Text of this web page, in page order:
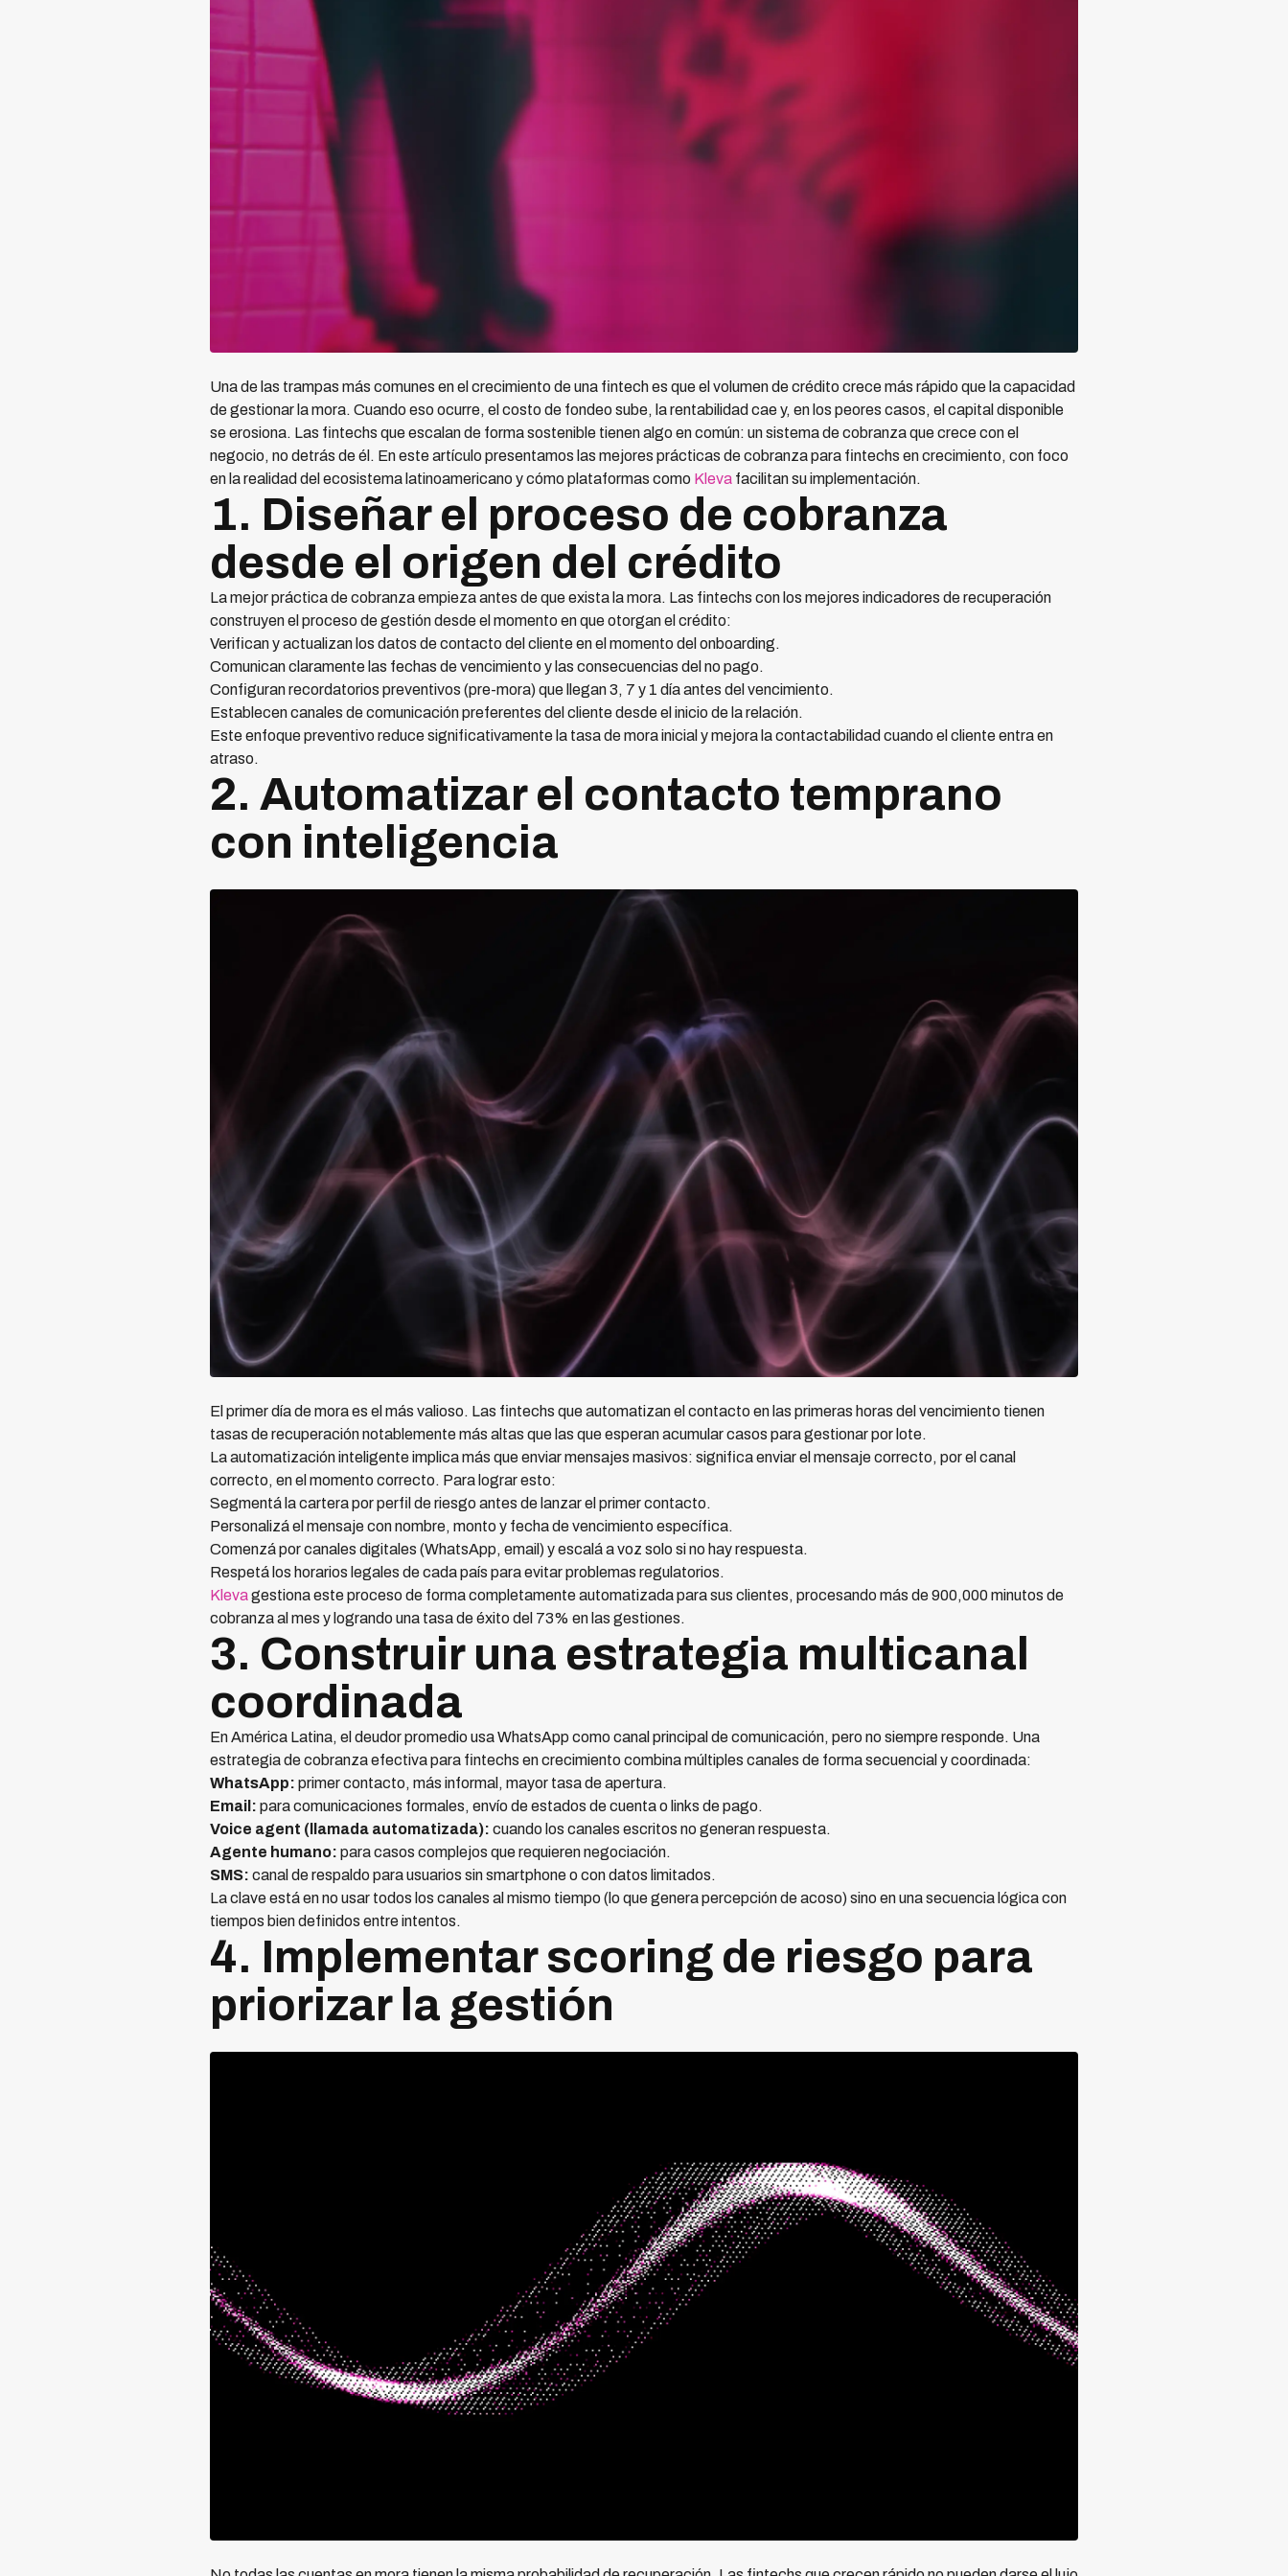
Una de las trampas más comunes en el crecimiento de una fintech es que el volumen de crédito crece más rápido que la capacidad
de gestionar la mora. Cuando eso ocurre, el costo de fondeo sube, la rentabilidad cae y, en los peores casos, el capital disponible
se erosiona. Las fintechs que escalan de forma sostenible tienen algo en común: un sistema de cobranza que crece con el
negocio, no detrás de él. En este artículo presentamos las mejores prácticas de cobranza para fintechs en crecimiento, con foco
en la realidad del ecosistema latinoamericano y cómo plataformas como Kleva facilitan su implementación.
1. Diseñar el proceso de cobranza
desde el origen del crédito
La mejor práctica de cobranza empieza antes de que exista la mora. Las fintechs con los mejores indicadores de recuperación
construyen el proceso de gestión desde el momento en que otorgan el crédito:
Verifican y actualizan los datos de contacto del cliente en el momento del onboarding.
Comunican claramente las fechas de vencimiento y las consecuencias del no pago.
Configuran recordatorios preventivos (pre-mora) que llegan 3, 7 y 1 día antes del vencimiento.
Establecen canales de comunicación preferentes del cliente desde el inicio de la relación.
Este enfoque preventivo reduce significativamente la tasa de mora inicial y mejora la contactabilidad cuando el cliente entra en
atraso.
2. Automatizar el contacto temprano
con inteligencia
El primer día de mora es el más valioso. Las fintechs que automatizan el contacto en las primeras horas del vencimiento tienen
tasas de recuperación notablemente más altas que las que esperan acumular casos para gestionar por lote.
La automatización inteligente implica más que enviar mensajes masivos: significa enviar el mensaje correcto, por el canal
correcto, en el momento correcto. Para lograr esto:
Segmentá la cartera por perfil de riesgo antes de lanzar el primer contacto.
Personalizá el mensaje con nombre, monto y fecha de vencimiento específica.
Comenzá por canales digitales (WhatsApp, email) y escalá a voz solo si no hay respuesta.
Respetá los horarios legales de cada país para evitar problemas regulatorios.
Klevagestiona este proceso de forma completamente automatizada para sus clientes, procesando más de 900,000 minutos de
cobranza al mes y logrando una tasa de éxito del 73% en las gestiones.
3. Construir una estrategia multicanal
coordinada
En América Latina, el deudor promedio usa WhatsApp como canal principal de comunicación, pero no siempre responde. Una
estrategia de cobranza efectiva para fintechs en crecimiento combina múltiples canales de forma secuencial y coordinada:
WhatsApp: primer contacto, más informal, mayor tasa de apertura.
Email: para comunicaciones formales, envío de estados de cuenta o links de pago.
Voice agent (llamada automatizada): cuando los canales escritos no generan respuesta.
Agente humano: para casos complejos que requieren negociación.
SMS: canal de respaldo para usuarios sin smartphone o con datos limitados.
La clave está en no usar todos los canales al mismo tiempo (lo que genera percepción de acoso) sino en una secuencia lógica con
tiempos bien definidos entre intentos.
4. Implementar scoring de riesgo para
priorizar la gestión